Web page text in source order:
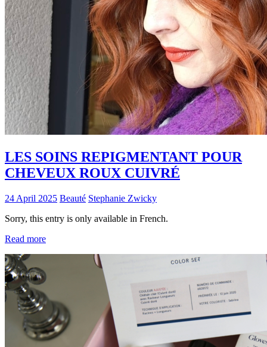
LES SOINS REPIGMENTANT POUR
CHEVEUX ROUX CUIVRÉ
24 April 2025 Beauté Stephanie Zwicky
Sorry, this entry is only available in French.
Read more